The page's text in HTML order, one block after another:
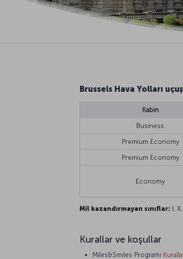
Brussels Hava Yolları
Kabin
Business
Premium Economy
Premium Economy
Economy
Mil kazandırmayan sınıflar: I,
Kurallar ve koşullar
Miles&Smiles Programı